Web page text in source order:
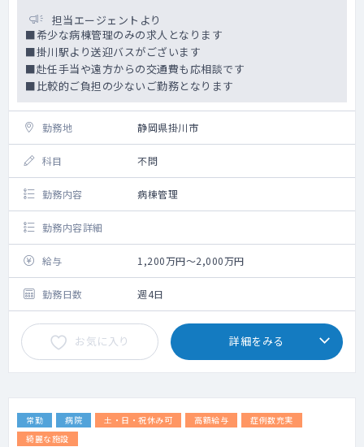
担当エージェントより
■希少な病棟管理のみの求人となります
■掛川駅より送迎バスがございます
■赴任手当や遠方からの交通費も応相談です
■比較的ご負担の少ないご勤務となります
勤務地 静岡県掛川市
科目 不問
勤務内容 病棟管理
勤務内容詳細
給与 1,200万円～2,000万円
勤務日数 週4日
お気に入り 詳細をみる
常勤 病院 土・日・祝休み可 高額給与
症例数充実
綺麗な施設